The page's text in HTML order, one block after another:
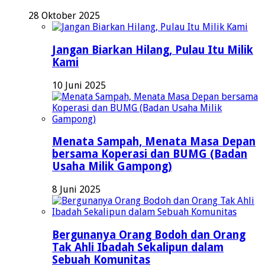
28 Oktober 2025
Jangan Biarkan Hilang, Pulau Itu Milik
Kami
10 Juni 2025
Menata Sampah, Menata Masa Depan
bersama Koperasi dan BUMG (Badan
Usaha Milik Gampong)
8 Juni 2025
Bergunanya Orang Bodoh dan Orang
Tak Ahli Ibadah Sekalipun dalam
Sebuah Komunitas